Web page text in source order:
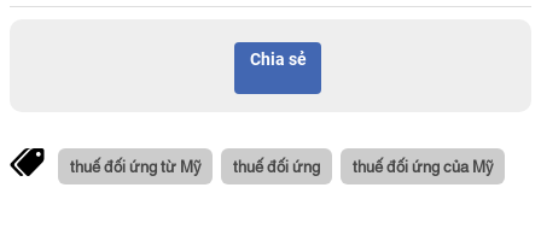
Chia sẻ
thuế đối ứng từ Mỹ thuế đối ứng thuế đối ứng của Mỹ